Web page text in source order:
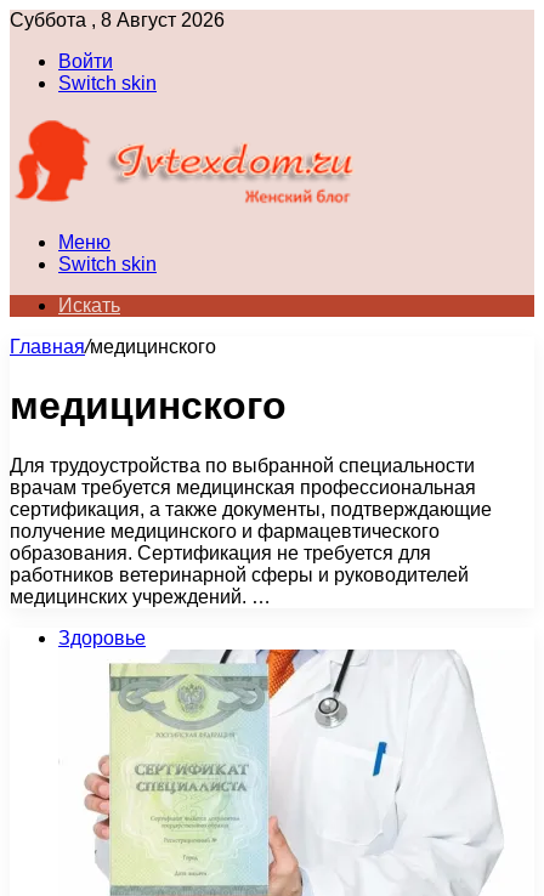
Суббота , 8 Август 2026
Войти
Switch skin
Меню
Switch skin
Искать
Главная/медицинского
медицинского
Для трудоустройства по выбранной специальности
врачам требуется медицинская профессиональная
сертификация, а также документы, подтверждающие
получение медицинского и фармацевтического
образования. Сертификация не требуется для
работников ветеринарной сферы и руководителей
медицинских учреждений. …
Здоровье